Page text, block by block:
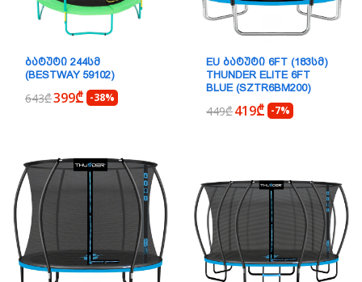
ᲑᲐᲢᲣᲢᲘ 244ᲡᲛ
(BESTWAY 59102)
643₾399₾ -38%
EU ᲑᲐᲢᲣᲢᲘ 6FT (183ᲡᲛ)
THUNDER ELITE 6FT
BLUE (SZTR6BM200)
449₾419₾ -7%